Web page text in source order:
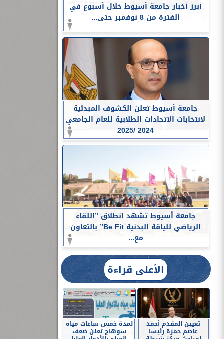
أبرز أخبار جامعة أسيوط خلال أسبوع في
الفترة من 8 نوفمبر حتى...
جامعة أسيوط تعلن الكشوف المبدئية
لانتخابات الاتحادات الطلابية للعام الجامعي
2024 /2025
جامعة أسيوط تشهد انطلاق ”اللقاء
الرياضي للياقة البدنية Be Fit” بالتعاون
مع...
الأعلى قراءة
تعيين المقدم أحمد
عاصم حمزة رئيسا
لمدة خمس ساعات مياه
سوهاج تعلن ضعف